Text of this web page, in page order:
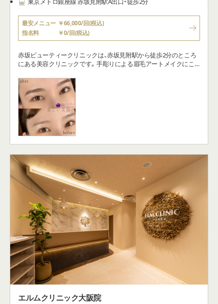
最安メニュー ￥66,000/回(税込)
指名料
￥0/回(税込)
赤坂ビューティークリニックは、赤坂見附駅から徒歩2分のところ
だわっており、毛流れ＋パウダーの手法で、美しく自然な眉毛を再
現しています。 施術は、有名アートメイクスクール「PCG
ーティストが担当。 確かな技術で一人ひとりにぴったりのアート
メイクをしてくれるので、何度もアートメイクをしてきた方はもち
ろん、初めて挑戦する方でも安心です。
エルムクリニック大阪院
症例（30件）